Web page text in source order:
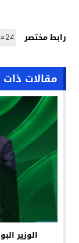
رابط مختصر
مقالات
الوزير